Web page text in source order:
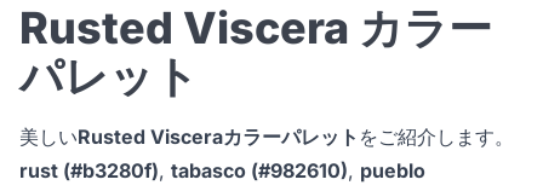
Rusted Viscera カラー
パレット
美しいRusted Visceraカラーパレット をご紹介します。
rust (#b3280f), tabasco (#982610), pueblo